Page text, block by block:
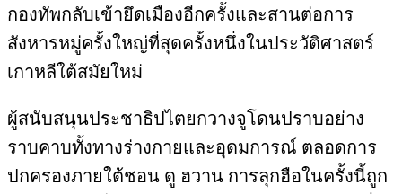
กองทัพกลับเข้ายึดเมืองอีกครั้งและสานต่อการ
สังหารหมู่ครั้งใหญ่ที่สุดครั้งหนึ่งในประวัติศาสตร์
เกาหลีใต้สมัยใหม่
ผู้สนับสนุนประชาธิปไตยกวางจูโดนปราบอย่าง
ราบคาบทั้งทางร่างกายและอุดมการณ์ ตลอดการ
ปกครองภายใต้ชอน ดู ฮวาน การลุกฮือในครั้งนี้ถูก